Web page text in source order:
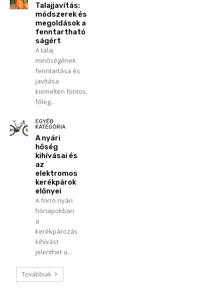
Talajjavítás:
módszerek és
megoldások a
fenntartható
ságért
A talaj
minőségének
fenntartása és
javítása
kiemelten fontos,
főleg...
EGYÉB
KATEGÓRIA
A nyári
hőség
kihívásai és
az
elektromos
kerékpárok
előnyei
A forró nyári
hónapokban
a
kerékpározás
kihívást
jelenthet a...
Továbbiak